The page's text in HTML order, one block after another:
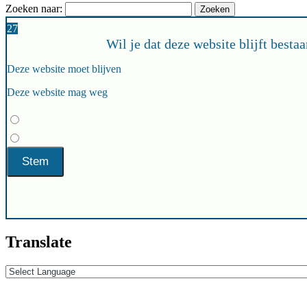
Zoeken naar:
27
Wil je dat deze website blijft
Deze website moet blijven
Deze website mag weg
Translate